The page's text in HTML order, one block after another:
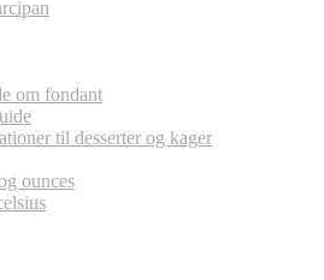
om fondant
til desserter og kager
ounces